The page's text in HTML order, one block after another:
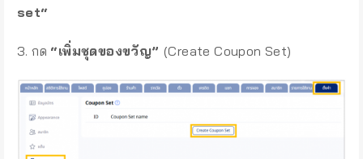
set“
3. กด “เพิ่มชุดของขวัญ”(Create Coupon Set)